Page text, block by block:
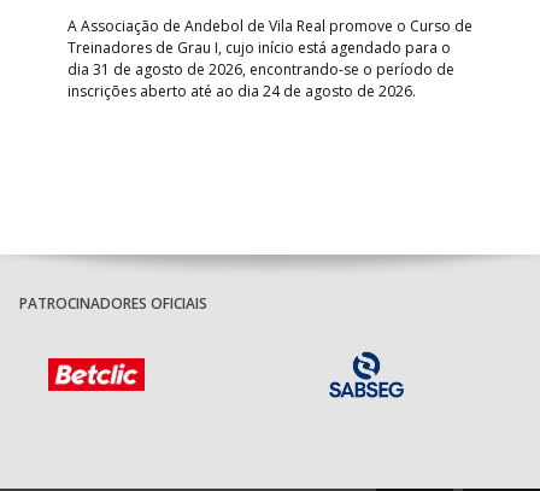
Associação de Andebol de Vila Real promove o Curso de
de Grau I, cujo início está agendado para o
31 de agosto de 2026, encontrando-se o período de
aberto até ao dia 24 de agosto de 2026.
Golo da
ponto final na
PATROCINADORES OFICIAIS